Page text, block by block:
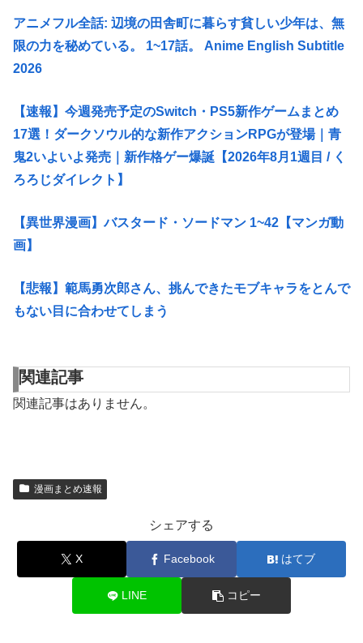
アニメフル全話: 辺境の田舎町に暮らす貧しい少年は、無
限の力を秘めている。 1~17話。 Anime English Subtitle
2026
【速報】今週発売予定のSwitch・PS5新作ゲームまとめ
17選！ダークソウル的な新作アクションRPGが登場｜青
鬼2いよいよ発売｜新作格ゲー爆誕【2026年8月1週目 / く
ろろじダイレクト】
【異世界漫画】バスタード・ソードマン 1~42【マンガ動
画】
【悲報】範馬勇次郎さん、挑んできたモブキャラをとんで
もない目に合わせてしまう
関連記事
関連記事はありません。
漫画まとめ速報
シェアする
X Facebook はてブ
LINE コピー